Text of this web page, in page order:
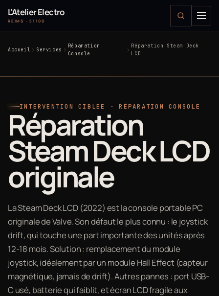
L'Atelier Electro
REIMS · 51100
Accueil Services
Réparation
Console
Réparation Steam Deck
LCD
INTERVENTION CIBLÉE · RÉPARATION CONSOLE
Réparation
Steam Deck LCD
originale
La Steam Deck LCD (2022) est la console portable PC
originale de Valve. Son défaut le plus connu : le joystick
drift, qui touche une part importante des unités après
12-18 mois. Solution : remplacement du module
joystick, idéalement par un module Hall Effect (capteur
magnétique, jamais de drift). Autres pannes : port USB-
C usé, batterie qui faiblit, et écran LCD fragile aux